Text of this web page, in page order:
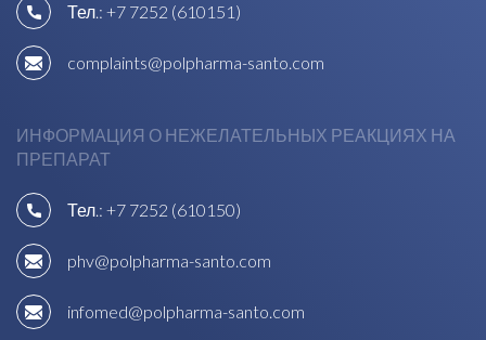
Тел.: +7 7252 (610151)
complaints@polpharma-santo.com
ИНФОРМАЦИЯ О НЕЖЕЛАТЕЛЬНЫХ РЕАКЦИЯХ НА
ПРЕПАРАТ
Тел.: +7 7252 (610150)
phv@polpharma-santo.com
infomed@polpharma-santo.com